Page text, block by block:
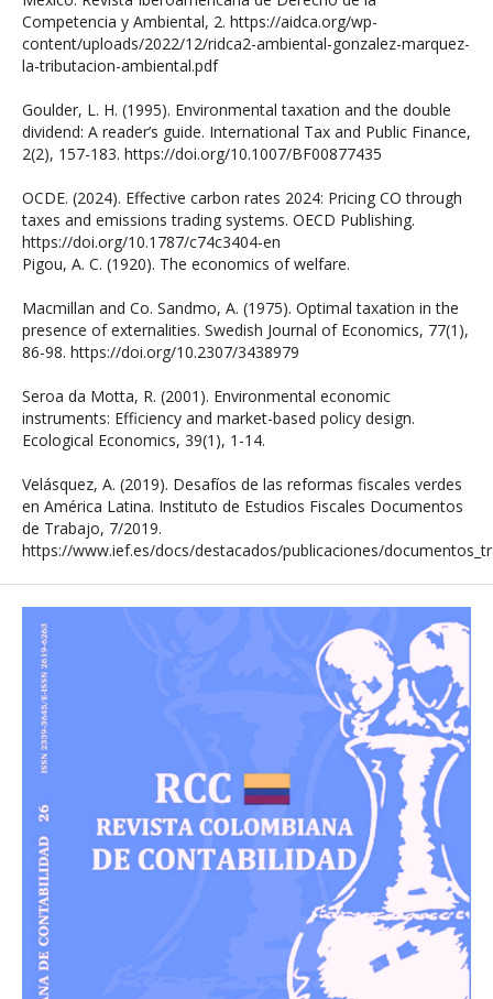
Competencia y Ambiental, 2. https://aidca.org/wp-
content/uploads/2022/12/ridca2-ambiental-gonzalez-marquez-
la-tributacion-ambiental.pdf​
Goulder, L. H. (1995). Environmental taxation and the double
dividend: A reader’s guide. International Tax and Public Finance,
2(2), 157-183. https://doi.org/10.1007/BF00877435
OCDE. (2024). Effective carbon rates 2024: Pricing CO through
taxes and emissions trading systems. OECD Publishing.
https://doi.org/10.1787/c74c3404-en​
Pigou, A. C. (1920). The economics of welfare.
Macmillan and Co. Sandmo, A. (1975). Optimal taxation in the
presence of externalities. Swedish Journal of Economics, 77(1),
86-98. https://doi.org/10.2307/3438979
Seroa da Motta, R. (2001). Environmental economic
instruments: Efficiency and market-based policy design.
Ecological Economics, 39(1), 1-14.
Velásquez, A. (2019). Desafíos de las reformas fiscales verdes
en América Latina. Instituto de Estudios Fiscales Documentos
de Trabajo, 7/2019.
https://www.ief.es/docs/destacados/publicaciones/